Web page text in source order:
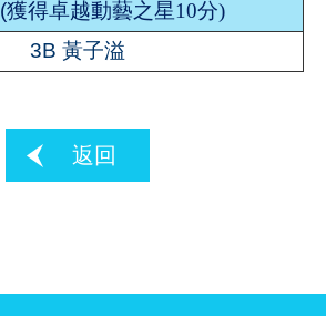
(獲得卓越動藝之星10分)
3B 黃子溢
返回